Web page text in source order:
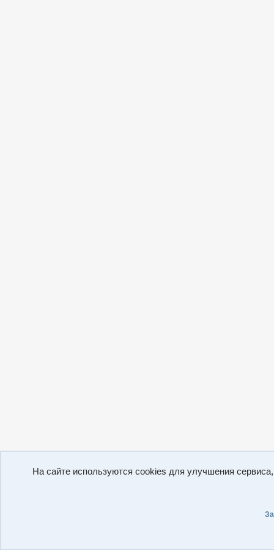
На сайте используются cookies для улучшения